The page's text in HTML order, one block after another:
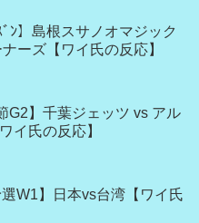
ﾞﾝ】島根スサノオマジック
ーズ【ワイ氏の反応】
G2】千葉ジェッツ vs アル
イ氏の反応】
選W1】日本vs台湾【ワイ氏